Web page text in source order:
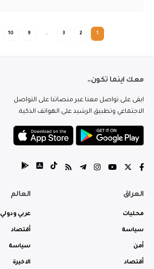
1
2
3
…
9
10
معك اينما تكون..
ابقى على تواصل معنا عبر منصاتنا على التواصل
الاجتماعي وتطبيق الرشيد على الهواتف الذكية.
العراق
محليات
سياسة
أمن
أقتصاد
العالم
عربي ودولي
أقتصاد
سياسة
الاخيرة